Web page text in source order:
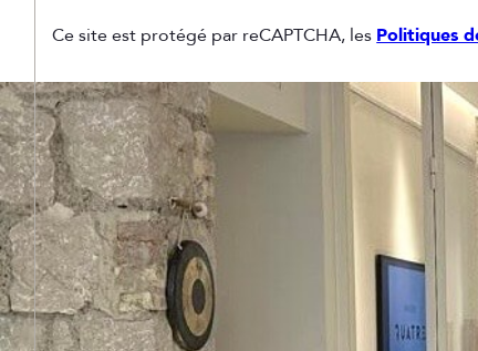
Ce site est protégé par reCAPTCHA, les Politiques